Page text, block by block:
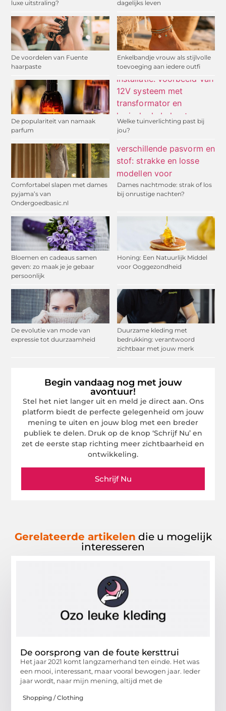
luxe uitstraling? dagelijks leven
De voordelen van Fuente
haarpaste
Enkelbandje vrouw als stijlvolle
toevoeging aan iedere outfi
De populariteit van namaak
parfum
Welke tuinverlichting past bij
jou?
Comfortabel slapen met dames
pyjama’s van
Ondergoedbasic.nl
Dames nachtmode: strak of los
bij onrustige nachten?
Bloemen en cadeaus samen
geven: zo maak je je gebaar
persoonlijk
Honing: Een Natuurlijk Middel
voor Ooggezondheid
De evolutie van mode van
expressie tot duurzaamheid
Duurzame kleding met
bedrukking: verantwoord
zichtbaar met jouw merk
Begin vandaag nog met jouw
avontuur!
Stel het niet langer uit en meld je direct aan. Ons
platform biedt de perfecte gelegenheid om jouw
mening te uiten en jouw blog met een breder
publiek te delen. Druk op de knop ‘Schrijf Nu’ en
zet de eerste stap richting meer zichtbaarheid en
ontwikkeling.
Schrijf Nu
Gerelateerde artikelen die u mogelijk
interesseren
De oorsprong van de foute kersttrui
Het jaar 2021 komt langzamerhand ten einde. Het was
een mooi, interessant, maar vooral bewogen jaar. Ieder
jaar wordt, naar mijn mening, altijd met de
Shopping / Clothing